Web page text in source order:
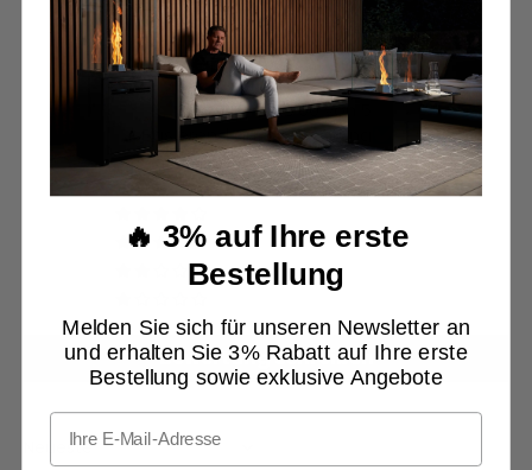
Kundenbewertungen
5.00 von 5
Basierend auf 1 Bewertung
1
0
Bewertung schreiben
🔥 3% auf Ihre erste
Bestellung
Melden Sie sich für unseren Newsletter an
und erhalten Sie 3% Rabatt auf Ihre erste
Bestellung sowie exklusive Angebote
Email